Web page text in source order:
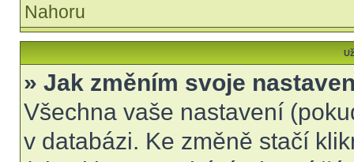
Nahoru
» Jak změním svoje
Všechna vaše nastavení
v databázi. Ke změně stačí